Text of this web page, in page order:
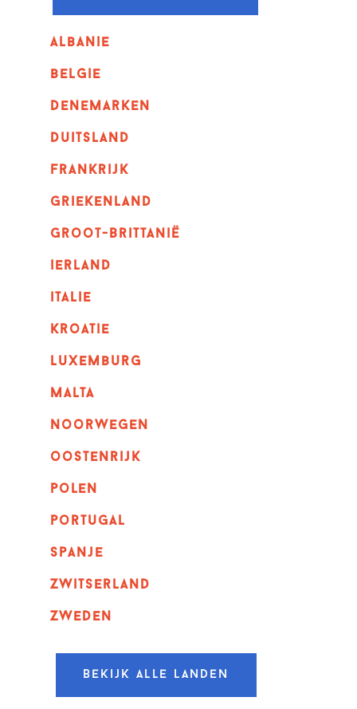
albanie
belgie
denemarken
duitsland
frankrijk
griekenland
Groot-Brittanië
ierland
italie
kroatie
luxemburg
malta
noorwegen
oostenrijk
polen
portugal
spanje
zwitserland
zweden
Bekijk alle landen